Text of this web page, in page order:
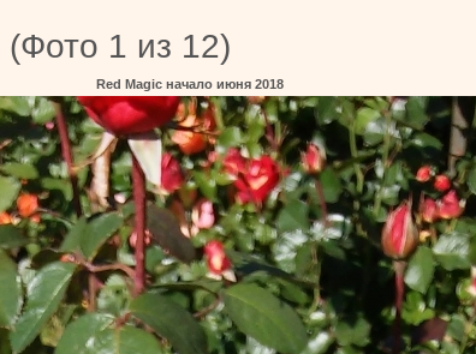
(Фото 1 из 12)
Red Magic начало июня 2018